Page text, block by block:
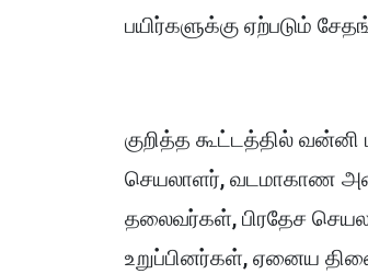
பயிர்களுக்கு ஏற்படும்
குறித்த கூட்டத்தில்
செயலாளர், வடமாகாண
தலைவர்கள், பிரதேச
உறுப்பினர்கள், ஏனைய